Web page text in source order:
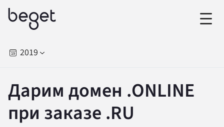
2019
Дарим домен .ONLINE
при заказе .RU